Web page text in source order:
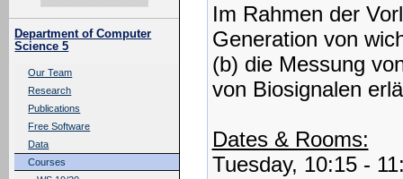
Department of Computer
Science 5
Our Team
Research
Publications
Free Software
Data
Courses
Im Rahmen der
Generation von
(b) die Messung
von Biosignalen
Dates & Rooms:
Tuesday, 10:15 -